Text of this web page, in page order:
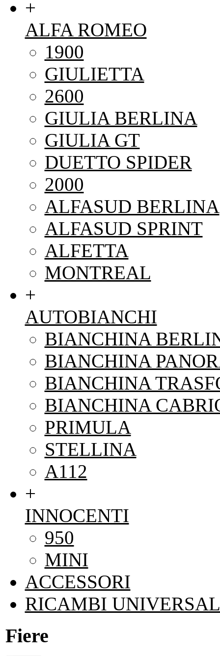
+
ALFA ROMEO
1900
GIULIETTA
2600
GIULIA BERLINA
GIULIA GT
DUETTO SPIDER
2000
ALFASUD BERLINA
ALFASUD SPRINT
ALFETTA
MONTREAL
+
AUTOBIANCHI
BIANCHINA
BIANCHINA
BIANCHINA
BIANCHINA
PRIMULA
STELLINA
A112
+
INNOCENTI
950
MINI
ACCESSORI
RICAMBI
Fiere